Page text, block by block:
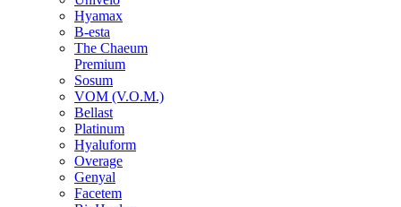
Hyamax
B-esta
The Chaeum
Premium
Sosum
VOM (V.O.M.)
Bellast
Platinum
Hyaluform
Overage
Genyal
Facetem